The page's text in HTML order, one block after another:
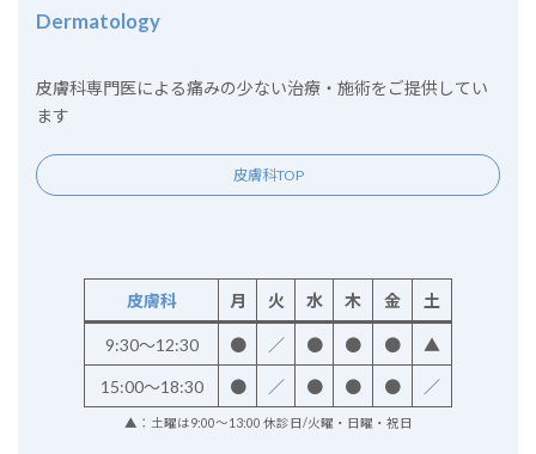
Dermatology
皮膚科専門医による痛みの少ない治療・施術をご提供してい
ます
皮膚科TOP
皮膚科 月 火 水 木 金 土
9:30～12:30 ● ／ ● ● ● ▲
15:00～18:30 ● ／ ● ● ● ／
▲：土曜は9:00～13:00 休診日/火曜・日曜・祝日